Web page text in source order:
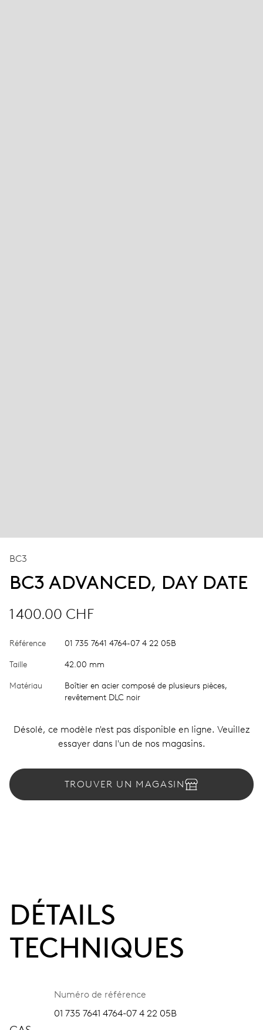
BC3
BC3 ADVANCED, DAY DATE
1 400.00 CHF
Référence 01 735 7641 4764-07 4 22 05B
Taille 42.00 mm
Matériau
Boîtier en acier composé de plusieurs pièces,
revêtement DLC noir
Désolé, ce modèle n'est pas disponible en ligne. Veuillez
essayer dans l'un de nos magasins.
TROUVER UN MAGASIN
DÉTAILS
TECHNIQUES
Numéro de référence
01 735 7641 4764-07 4 22 05B